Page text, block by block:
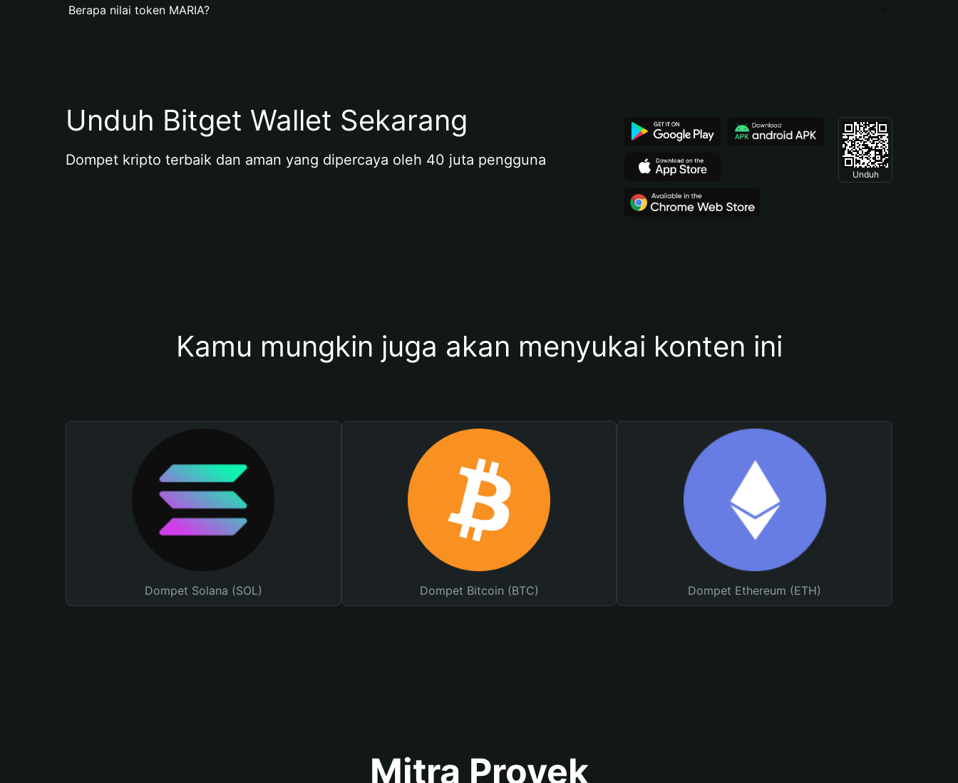
Berapa nilai token MARIA?
Unduh Bitget Wallet Sekarang
Dompet kripto terbaik dan aman yang dipercaya oleh 40 juta pengguna
Unduh
Kamu mungkin juga akan menyukai konten ini
Dompet Solana (SOL) Dompet Bitcoin (BTC) Dompet Ethereum (ETH)
Mitra Proyek